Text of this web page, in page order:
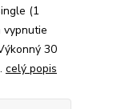
(1
vypnutie
30
celý popis